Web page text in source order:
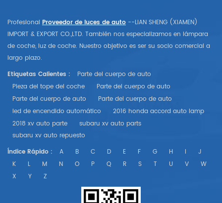
Profesional Proveedor de luces de auto --LIAN SHENG (XIAMEN)
IMPORT & EXPORT CO.,LTD. También nos especializamos en lámpara
de coche, luz de coche. Nuestro objetivo es ser su socio comercial a
largo plazo.
Etiquetas Calientes :
Parte del cuerpo de auto
Pieza del tope del coche
Parte del cuerpo de auto
Parte del cuerpo de auto
Parte del cuerpo de auto
led de encendido automático
2016 honda accord auto lamp
2018 xv auto parte
subaru xv auto parts
subaru xv auto repuesto
Índice Rápido :
A B C D E F G H I
J
K
L M N O P Q R S T U V
W
X
Y Z